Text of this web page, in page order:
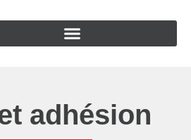
adhésion